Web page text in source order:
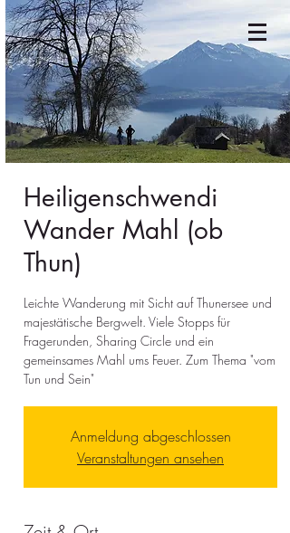
Heiligenschwendi
Wander Mahl (ob
Thun)
Leichte Wanderung mit Sicht auf Thunersee und
majestätische Bergwelt. Viele Stopps für
Fragerunden, Sharing Circle und ein
gemeinsames Mahl ums Feuer. Zum Thema "vom
Tun und Sein"
Anmeldung abgeschlossen
Veranstaltungen ansehen